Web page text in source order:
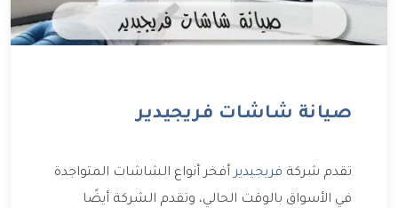
صيانة شاشات فريجيدير
تقدم شركة فريجيديرأفخر أنواع الشاشات المتواجدة
في الأسواق بالوقت الحالي، وتقدم الشركة أيضًا